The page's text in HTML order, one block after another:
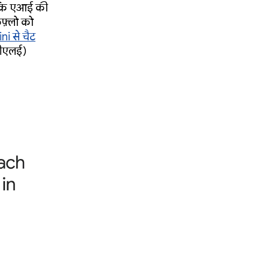
एआई की
को
से चैट